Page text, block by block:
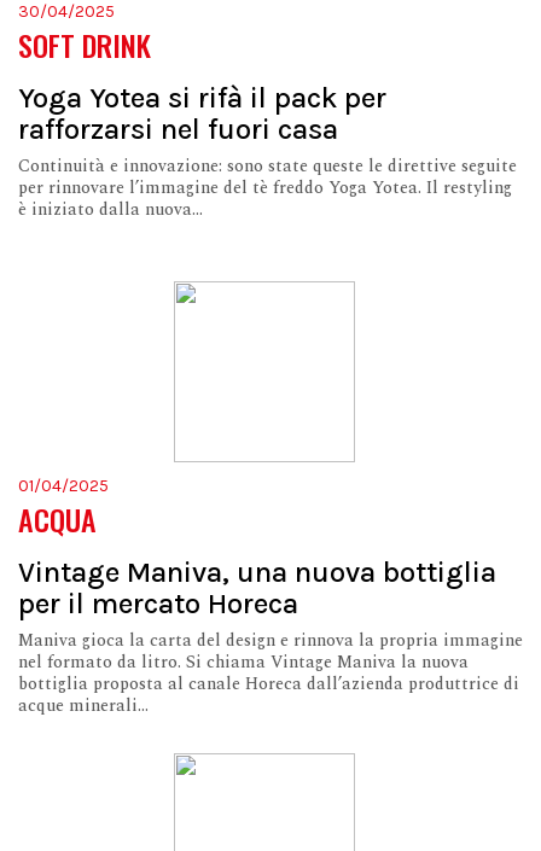
30/04/2025
SOFT DRINK
Yoga Yotea si rifà il pack per
rafforzarsi nel fuori casa
Continuità e innovazione: sono state queste le direttive seguite
per rinnovare l’immagine del tè freddo Yoga Yotea. Il restyling
è iniziato dalla nuova...
01/04/2025
ACQUA
Vintage Maniva, una nuova bottiglia
per il mercato Horeca
Maniva gioca la carta del design e rinnova la propria immagine
nel formato da litro. Si chiama Vintage Maniva la nuova
bottiglia proposta al canale Horeca dall’azienda produttrice di
acque minerali...